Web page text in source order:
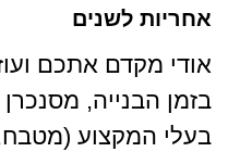
אחריות לשנים
אודי מקדם אתכם
בזמן הבנייה,
בעלי המקצוע (מטבח,